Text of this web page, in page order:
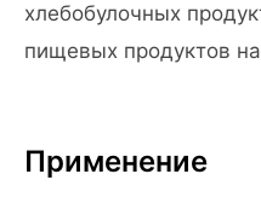
хлебобулочных
пищевых продуктов
Применение